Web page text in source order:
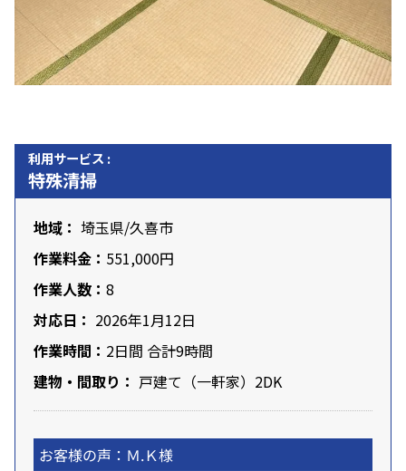
利用サービス :
特殊清掃
地域： 埼玉県/久喜市
作業料金： 551,000円
作業人数： 8
対応日： 2026年1月12日
作業時間： 2日間 合計9時間
建物・間取り： 戸建て（一軒家）2DK
お客様の声：Ｍ.Ｋ様